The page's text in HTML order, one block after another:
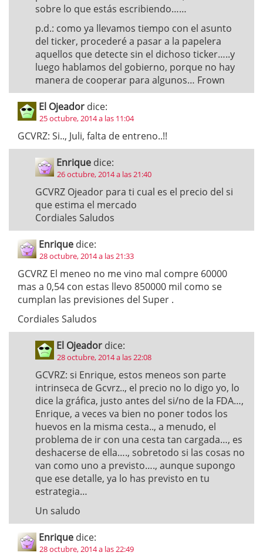
sobre lo que estás escribiendo……
p.d.: como ya llevamos tiempo con el asunto
del ticker, procederé a pasar a la papelera
aquellos que detecte sin el dichoso ticker…..y
luego hablamos del gobierno, porque no hay
manera de cooperar para algunos… Frown
El Ojeador dice:
25 octubre, 2014 a las 11:04
GCVRZ: Si.., Juli, falta de entreno..!!
Enrique dice:
26 octubre, 2014 a las 21:40
GCVRZ Ojeador para ti cual es el precio del si
que estima el mercado
Cordiales Saludos
Enrique dice:
28 octubre, 2014 a las 21:33
GCVRZ El meneo no me vino mal compre 60000
mas a 0,54 con estas llevo 850000 mil como se
cumplan las previsiones del Super .
Cordiales Saludos
El Ojeador dice:
28 octubre, 2014 a las 22:08
GCVRZ: si Enrique, estos meneos son parte
intrinseca de Gcvrz.., el precio no lo digo yo, lo
dice la gráfica, justo antes del si/no de la FDA…,
Enrique, a veces va bien no poner todos los
huevos en la misma cesta.., a menudo, el
problema de ir con una cesta tan cargada…, es
deshacerse de ella…., sobretodo si las cosas no
van como uno a previsto…., aunque supongo
que ese detalle, ya lo has previsto en tu
estrategia…
Un saludo
Enrique dice:
28 octubre, 2014 a las 22:49